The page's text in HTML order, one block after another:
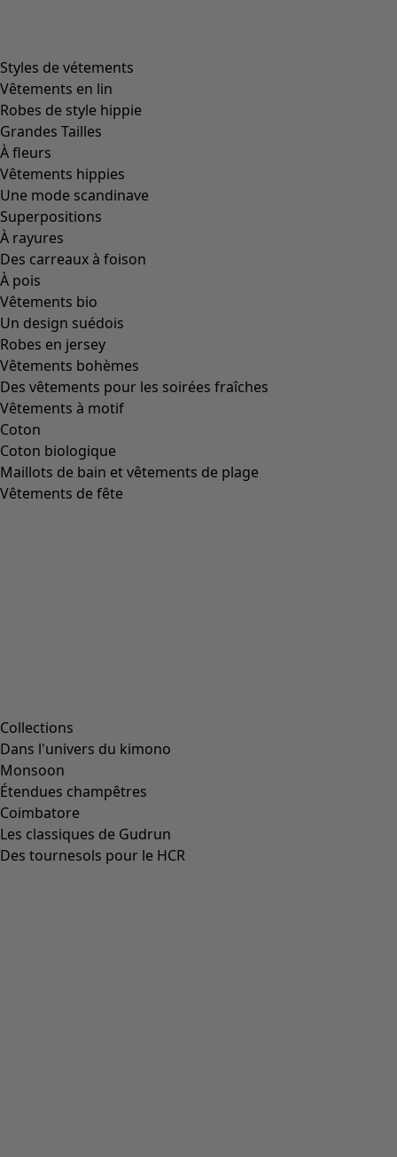
Styles de vétements
Vêtements en lin
Robes de style hippie
Grandes Tailles
À fleurs
Vêtements hippies
Une mode scandinave
Superpositions
À rayures
Des carreaux à foison
À pois
Vêtements bio
Un design suédois
Robes en jersey
Vêtements bohèmes
Des vêtements pour les soirées fraîches
Vêtements à motif
Coton
Coton biologique
Maillots de bain et vêtements de plage
Vêtements de fête
Collections
Dans l'univers du kimono
Monsoon
Étendues champêtres
Coimbatore
Les classiques de Gudrun
Des tournesols pour le HCR